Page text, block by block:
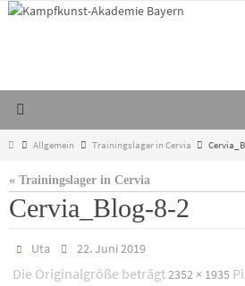
Zum
StartAllgemein Trainingslager in Cervia
« Trainingslager in Cervia
Cervia_Blog-8-2
Uta 22. Juni 2019
Die Originalgröße beträgt2352 × 1935